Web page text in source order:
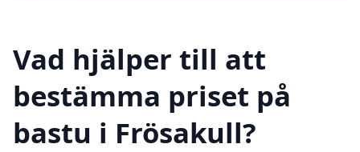
Vad hjälper till att
bestämma priset på
bastu i Frösakull?